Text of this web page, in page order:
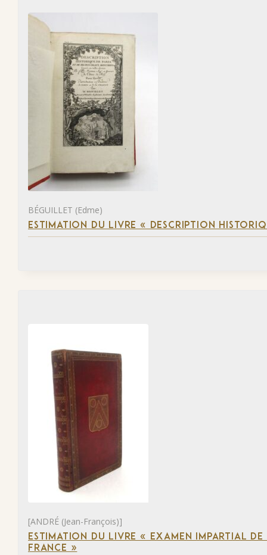
BÉGUILLET (Edme)
ESTIMATION DU LIVRE « DESCRIPTION
[ANDRÉ (Jean-François)]
ESTIMATION DU LIVRE « EXAMEN IMPARTIAL
FRANCE »